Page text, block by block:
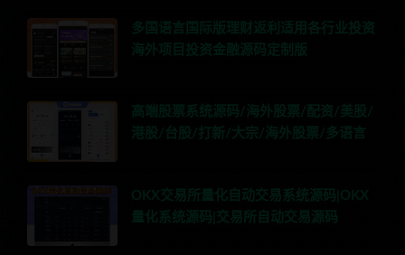
多国语言国际版理财返利适用各行业投资
海外项目投资金融源码定制版
高端股票系统源码/海外股票/配资/美股/
港股/台股/打新/大宗/海外股票/多语言
OKX交易所量化自动交易系统源码|OKX
量化系统源码|交易所自动交易源码